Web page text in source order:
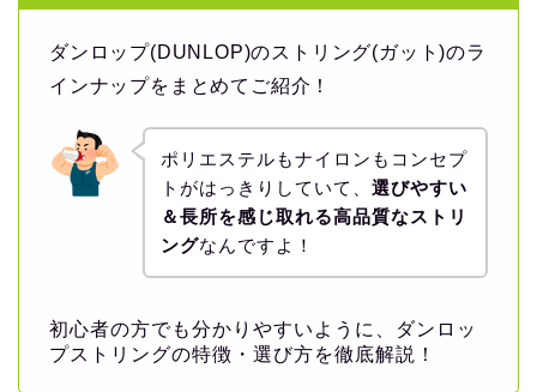
ダンロップ(DUNLOP)のストリング(ガット)のラ
インナップをまとめてご紹介！
ポリエステルもナイロンもコンセプ
トがはっきりしていて、 選びやすい
＆長所を感じ取れる高品質なストリ
ングなんですよ！
初心者の方でも分かりやすいように、ダンロッ
プストリングの特徴・選び方を徹底解説！